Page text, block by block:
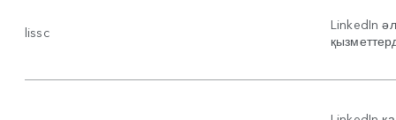
lissc
LinkedIn